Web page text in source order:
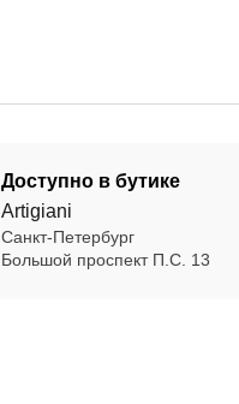
Доступно в бутике
Artigiani
Санкт-Петербург
Большой проспект П.С. 13